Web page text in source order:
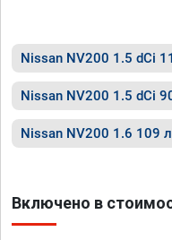
Nissan NV200 1.5 dCi
Nissan NV200 1.5 dCi
Nissan NV200 1.6 109
Включено в